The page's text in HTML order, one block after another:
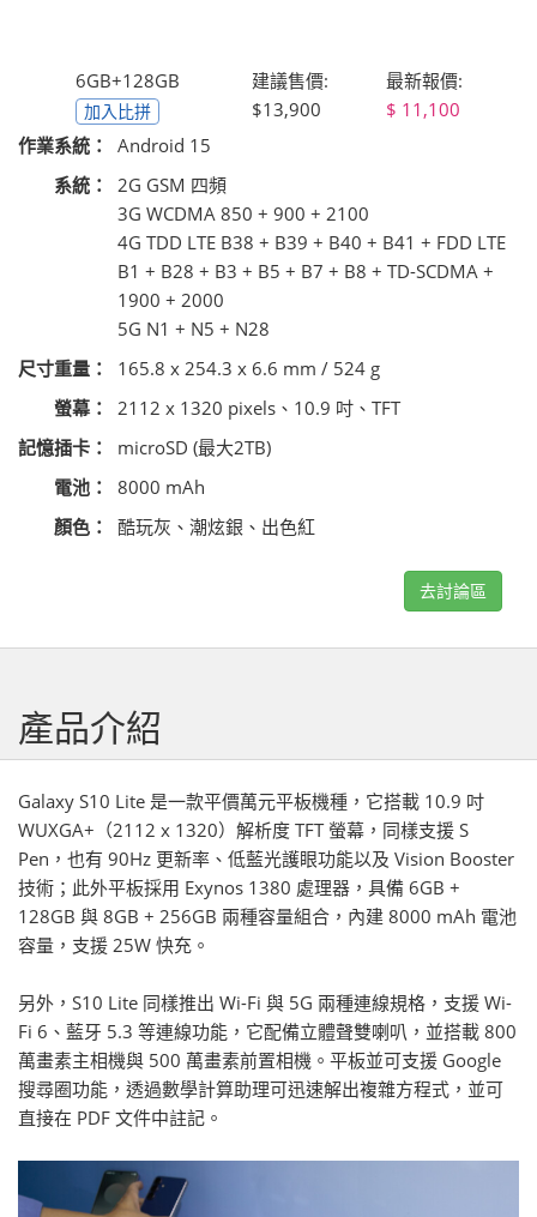
6GB+128GB
加入比拼
建議售價:
$13,900
最新報價:
11,100
作業系統：
Android 15
系統：
2G GSM 四頻
3G WCDMA 850 + 900 + 2100
4G TDD LTE B38 + B39 + B40 + B41 + FDD LTE
B1 + B28 + B3 + B5 + B7 + B8 + TD-SCDMA +
1900 + 2000
5G N1 + N5 + N28
尺寸重量：
165.8 x 254.3 x 6.6 mm / 524 g
螢幕：
2112 x 1320 pixels、10.9 吋、TFT
記憶插卡：
microSD (最大2TB)
電池：
8000 mAh
顏色：
酷玩灰、潮炫銀、出色紅
去討論區
產品介紹
Galaxy S10 Lite 是一款平價萬元平板機種，它搭載 10.9 吋
WUXGA+（2112 x 1320）解析度 TFT 螢幕，同樣支援 S
Pen，也有 90Hz 更新率、低藍光護眼功能以及 Vision Booster
技術；此外平板採用 Exynos 1380 處理器，具備 6GB +
128GB 與 8GB + 256GB 兩種容量組合，內建 8000 mAh 電池
容量，支援 25W 快充。
另外，S10 Lite 同樣推出 Wi-Fi 與 5G 兩種連線規格，支援 Wi-
Fi 6、藍牙 5.3 等連線功能，它配備立體聲雙喇叭，並搭載 800
萬畫素主相機與 500 萬畫素前置相機。平板並可支援 Google
搜尋圈功能，透過數學計算助理可迅速解出複雜方程式，並可
直接在 PDF 文件中註記。